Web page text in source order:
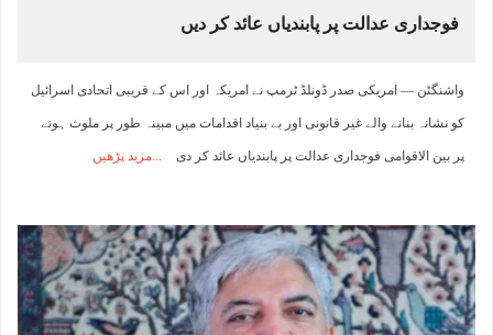
فوجداری عدالت پر پابندیاں عائد کر دیں
واشنگٹن — امریکی صدر ڈونلڈ ٹرمپ نے امریکہ اور اس کے قریبی اتحادی اسرائیل
کو نشانہ بنانے والے غیر قانونی اور بے بنیاد اقدامات میں مبینہ طور پر ملوث ہونے
پر بین الاقوامی فوجداری عدالت پر پابندیاں عائد کر دی مزید پڑھیں